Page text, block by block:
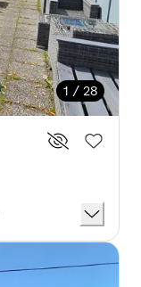
1 / 28